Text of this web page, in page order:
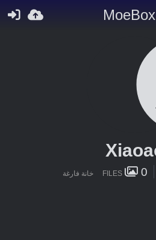
MoeBox
FILES 0 خانة فارغة